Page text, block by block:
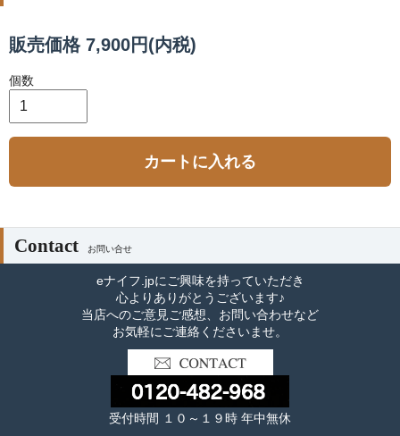
販売価格 7,900円(内税)
個数
カートに入れる
Contact お問い合せ
eナイフ.jpにご興味を持っていただき
心よりありがとうございます♪
当店へのご意見ご感想、お問い合わせなど
お気軽にご連絡くださいませ。
受付時間 １０～１９時 年中無休